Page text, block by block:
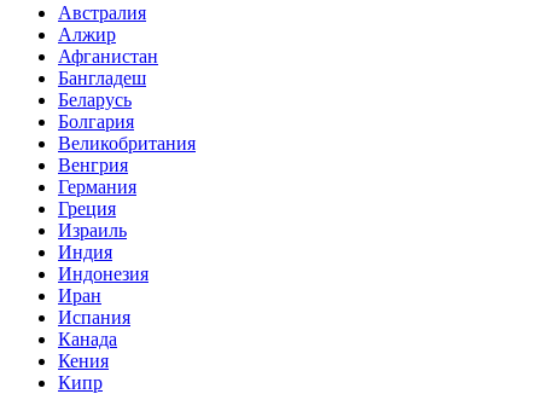
Австралия
Алжир
Афганистан
Бангладеш
Беларусь
Болгария
Великобритания
Венгрия
Германия
Греция
Израиль
Индия
Индонезия
Иран
Испания
Канада
Кения
Кипр